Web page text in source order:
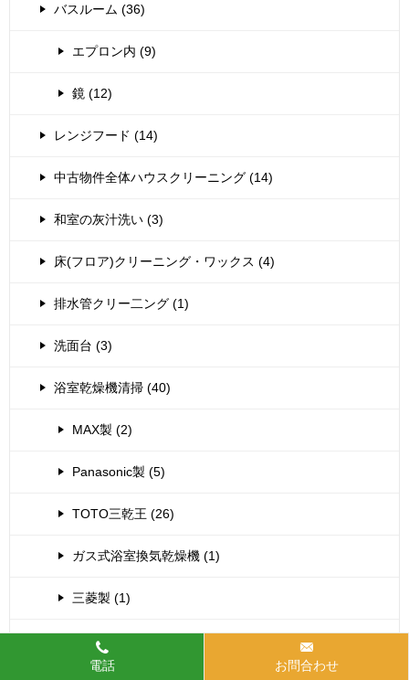
バスルーム (36)
エプロン内 (9)
鏡 (12)
レンジフード (14)
中古物件全体ハウスクリーニング (14)
和室の灰汁洗い (3)
床(フロア)クリーニング・ワックス (4)
排水管クリー二ング (1)
洗面台 (3)
浴室乾燥機清掃 (40)
MAX製 (2)
Panasonic製 (5)
TOTO三乾王 (26)
ガス式浴室換気乾燥機 (1)
三菱製 (1)
窓、バルコニー (6)
電話 お問合わせ